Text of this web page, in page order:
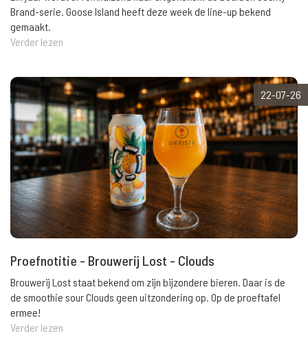
Brand-serie. Goose Island heeft deze week de line-up bekend
gemaakt.
Verder lezen
22-07-26
Proefnotitie - Brouwerij Lost - Clouds
Brouwerij Lost staat bekend om zijn bijzondere bieren. Daar is de
de smoothie sour Clouds geen uitzondering op. Op de proeftafel
ermee!
Verder lezen